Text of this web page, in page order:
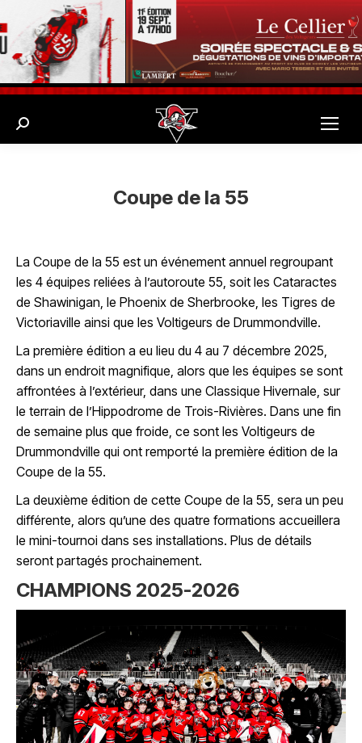
Search:
Coupe de la 55
La Coupe de la 55 est un événement annuel regroupant
les 4 équipes reliées à l’autoroute 55, soit les Cataractes
de Shawinigan, le Phoenix de Sherbrooke, les Tigres de
Victoriaville ainsi que les Voltigeurs de Drummondville.
La première édition a eu lieu du 4 au 7 décembre 2025,
dans un endroit magnifique, alors que les équipes se sont
affrontées à l’extérieur, dans une Classique Hivernale, sur
le terrain de l’Hippodrome de Trois-Rivières. Dans une fin
de semaine plus que froide, ce sont les Voltigeurs de
Drummondville qui ont remporté la première édition de la
Coupe de la 55.
La deuxième édition de cette Coupe de la 55, sera un peu
différente, alors qu’une des quatre formations accueillera
le mini-tournoi dans ses installations. Plus de détails
seront partagés prochainement.
CHAMPIONS 2025-2026